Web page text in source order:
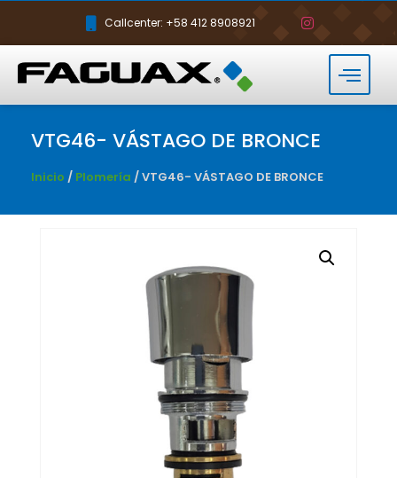
Callcenter: +58 412 8908921
VTG46- VÁSTAGO DE BRONCE
Inicio / Plomería / VTG46- VÁSTAGO DE BRONCE